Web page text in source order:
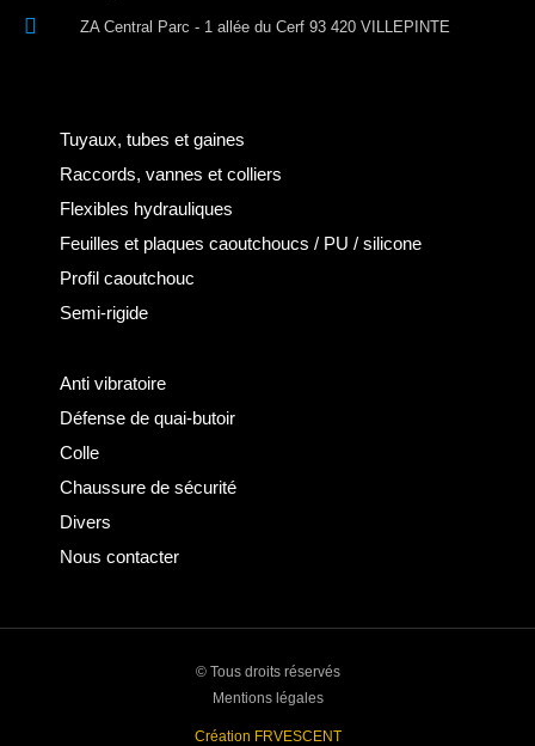
ZA Central Parc - 1 allée du Cerf 93 420 VILLEPINTE
Tuyaux, tubes et gaines
Raccords, vannes et colliers
Flexibles hydrauliques
Feuilles et plaques caoutchoucs / PU / silicone
Profil caoutchouc
Semi-rigide
Anti vibratoire
Défense de quai-butoir
Colle
Chaussure de sécurité
Divers
Nous contacter
© Tous droits réservés
Mentions légales
Création FRVESCENT